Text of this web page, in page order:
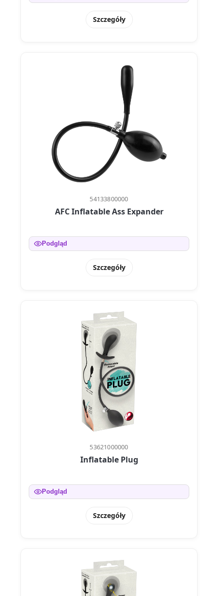
Szczegóły
54133800000
AFC Inflatable Ass Expander
Podgląd
Szczegóły
53621000000
Inflatable Plug
Podgląd
Szczegóły